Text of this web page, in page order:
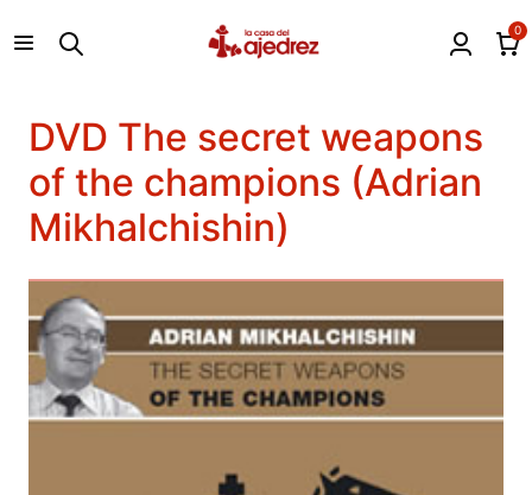
0
DVD The secret weapons
of the champions (Adrian
Mikhalchishin)